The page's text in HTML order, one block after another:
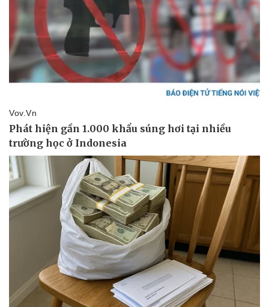
Thể thao
Bóng đá
Lịch thi đấu bóng đá
Ô tô - Xe máy
Ô tô
Xe máy